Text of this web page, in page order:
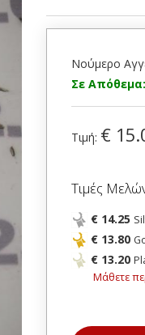
Νούμερο
Σε
Τιμή: €
Τιμές
€ 14.25
€ 13.80
€ 13.20
Μάθετε